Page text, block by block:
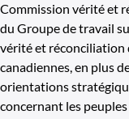
Commission vérité et
du Groupe de travail
vérité et réconciliation
canadiennes, en plus
orientations
concernant les